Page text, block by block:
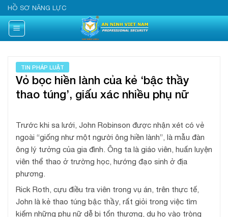
Skip
to
content
HỒ SƠ NĂNG LỰC
TIN PHÁP LUẬT
Vỏ bọc hiền lành của kẻ ‘bậc thầy
thao túng’, giấu xác nhiều phụ nữ
Trước khi sa lưới, John Robinson được nhận xét có vẻ
ngoài “giống như một người ông hiền lành”, là mẫu đàn
ông lý tưởng của gia đình. Ông ta là giáo viên, huấn luyện
viên thể thao ở trường học, hướng đạo sinh ở địa
phương.
Rick Roth, cựu điều tra viên trong vụ án, trên thực tế,
John là kẻ thao túng bậc thầy, rất giỏi trong việc tìm
kiếm những phụ nữ dễ bị tổn thương, dụ họ vào tròng